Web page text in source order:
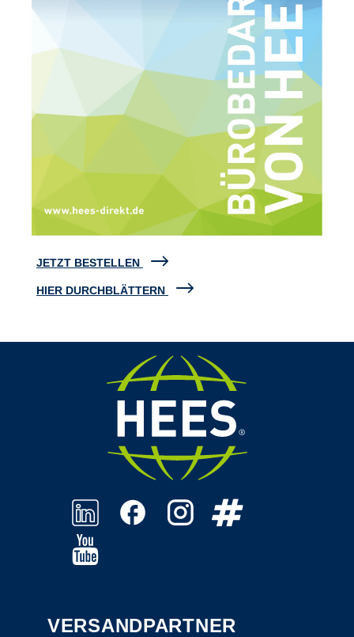
JETZT BESTELLEN
HIER DURCHBLÄTTERN
VERSANDPARTNER